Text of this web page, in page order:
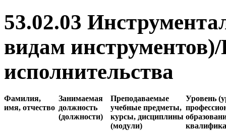
53.02.03
видам
исполнительства
Фамилия,
имя, отчество
Занимаемая
должность
(должности)
Преподаваемые
учебные предметы,
курсы, дисциплины
(модули)
Уровень